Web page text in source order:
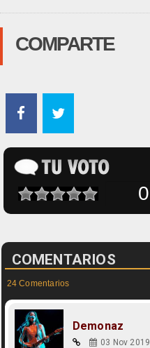
COMPARTE
COMENTARIOS
24 Comentarios
Demonaz
03 Nov 2019